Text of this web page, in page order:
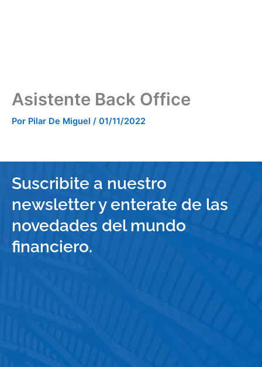
Asistente Back Office
Por Pilar De Miguel / 01/11/2022
Suscribite a nuestro
newsletter y enterate de las
novedades del mundo
financiero.